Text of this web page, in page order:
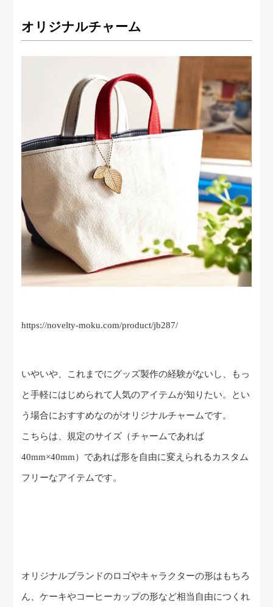
オリジナルチャーム
https://novelty-moku.com/product/jb287/
いやいや、これまでにグッズ製作の経験がないし、もっ
と手軽にはじめられて人気のアイテムが知りたい。とい
う場合におすすめなのがオリジナルチャームです。
こちらは、規定のサイズ（チャームであれば
40mm×40mm）であれば形を自由に変えられるカスタム
フリーなアイテムです。
オリジナルブランドのロゴやキャラクターの形はもちろ
ん、ケーキやコーヒーカップの形など相当自由につくれ